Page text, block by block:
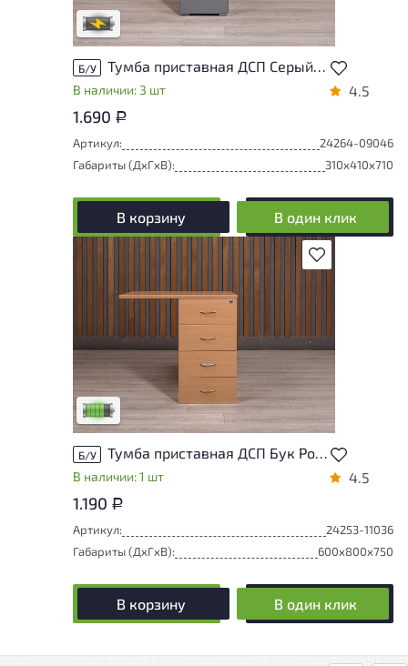
В обработке
Б/У Тумба приставная ДСП Серый Россия
В наличии: 3 шт 4.5
1.690 Р
Артикул:
24264-09046
Габариты (ДxГxВ):
310x410x710
В корзину В один клик
В избранное
У товара присутствуют незначительные
следы эксплуатации, не влияющие на
удобство его использования
Низкая степень износа
Б/У Тумба приставная ДСП Бук Россия
В наличии: 1 шт 4.5
1.190 Р
Артикул:
24253-11036
Габариты (ДxГxВ):
600x800x750
В корзину В один клик